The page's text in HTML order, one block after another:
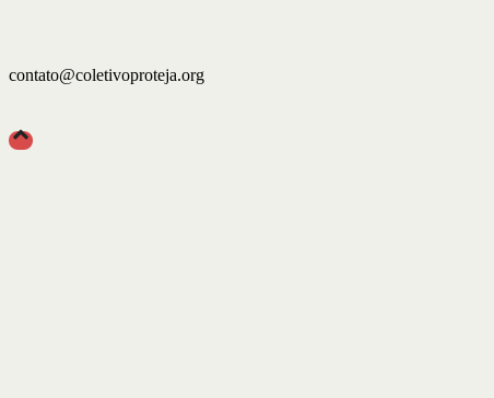
contato@coletivoproteja.org